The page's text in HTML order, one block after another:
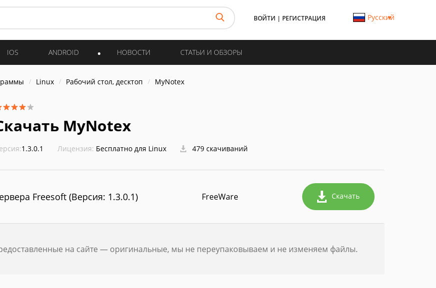
ВОЙТИ | РЕГИСТРАЦИЯ Русский
IOS ANDROID НОВОСТИ СТАТЬИ И ОБЗОРЫ
Linux Рабочий стол, десктоп MyNotex
MyNotex
1.3.0.1 Лицензия: Бесплатно для Linux 479 скачиваний
Freesoft (Версия: 1.3.0.1) FreeWare Скачать
на сайте — оригинальные, мы не переупаковываем и не изменяем файлы.